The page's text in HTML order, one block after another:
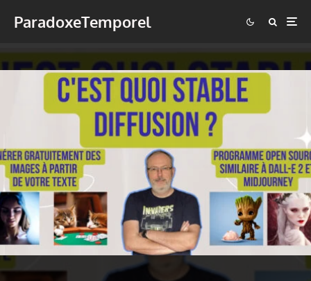
ParadoxeTemporel